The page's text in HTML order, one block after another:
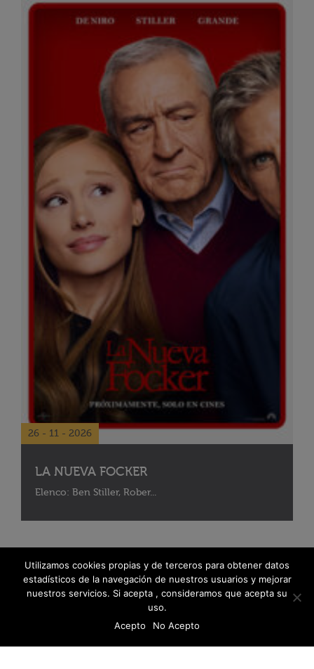
26 - 11 - 2026
LA NUEVA FOCKER
Elenco: Ben Stiller, Rober...
© 2026 Fanáticos del Cine - Todos los derechos reservados
Utilizamos cookies propias y de terceros para obtener datos
estadísticos de la navegación de nuestros usuarios y mejorar
nuestros servicios. Si acepta , consideramos que acepta su
uso.
Acepto
No Acepto